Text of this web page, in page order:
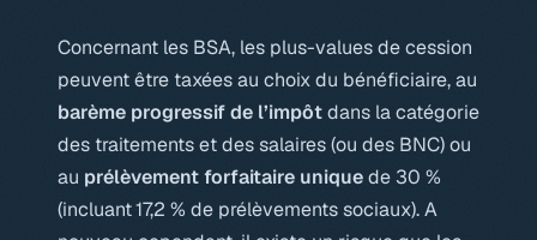
Concernant les BSA, les plus-values de cession
peuvent être taxées au choix du bénéficiaire, au
barème progressif de l’impôtdans la catégorie
des traitements et des salaires (ou des BNC) ou
au prélèvement forfaitaire uniquede 30 %
(incluant 17,2 % de prélèvements sociaux). A